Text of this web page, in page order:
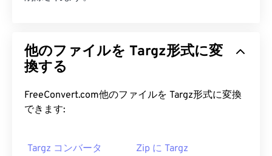
他のファイルを Targz形式に変
換する
FreeConvert.com他のファイルを Targz形式に変換
できます:
Targz コンバータ Zip に Targz